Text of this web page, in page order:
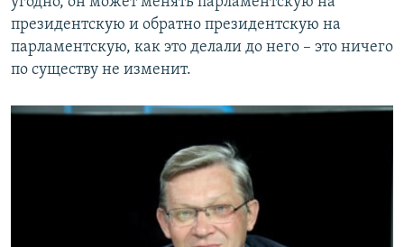
президентскую и обратно президентскую на
парламентскую, как это делали до него – это ничего
по существу не изменит.